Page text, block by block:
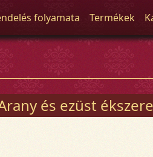
folyamata Termékek
és ezüst